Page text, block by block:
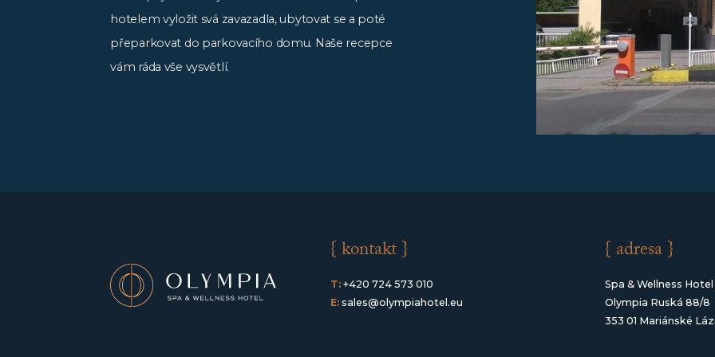
hotelem vyložit svá zavazadla, ubytovat se a poté
přeparkovat do parkovacího domu. Naše recepce
vám ráda vše vysvětlí.
{ kontakt }
T: +420 724 573 010
E: sales@olympiahotel.eu
{ adresa }
Spa & Wellness Hotel
Olympia Ruská 88/8
353 01 Mariánské